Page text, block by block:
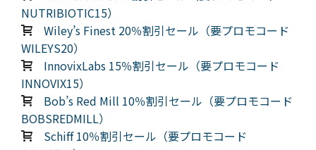
NUTRIBIOTIC15）
Wiley’s Finest 20％割引セール（要プロモコード
WILEYS20）
InnovixLabs 15％割引セール（要プロモコード
INNOVIX15）
Bob’s Red Mill 10％割引セール（要プロモコード
BOBSREDMILL）
Schiff 10％割引セール（要プロモコード